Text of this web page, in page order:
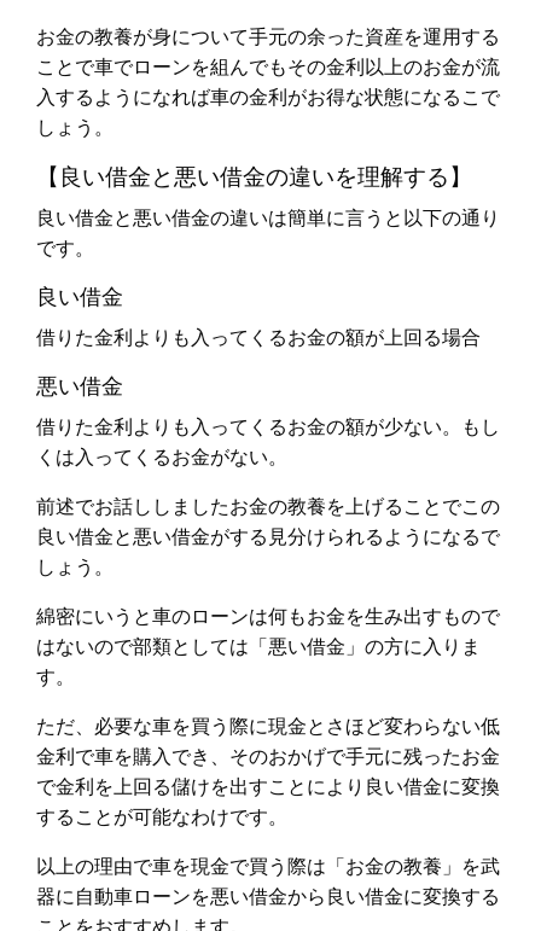
お金の教養が身について手元の余った資産を運用する
ことで車でローンを組んでもその金利以上のお金が流
入するようになれば車の金利がお得な状態になるこで
しょう。
【良い借金と悪い借金の違いを理解する】
良い借金と悪い借金の違いは簡単に言うと以下の通り
です。
良い借金
借りた金利よりも入ってくるお金の額が上回る場合
悪い借金
借りた金利よりも入ってくるお金の額が少ない。もし
くは入ってくるお金がない。
前述でお話ししましたお金の教養を上げることでこの
良い借金と悪い借金がする見分けられるようになるで
しょう。
綿密にいうと車のローンは何もお金を生み出すもので
はないので部類としては「悪い借金」の方に入りま
す。
ただ、必要な車を買う際に現金とさほど変わらない低
金利で車を購入でき、そのおかげで手元に残ったお金
で金利を上回る儲けを出すことにより良い借金に変換
することが可能なわけです。
以上の理由で車を現金で買う際は「お金の教養」を武
器に自動車ローンを悪い借金から良い借金に変換する
ことをおすすめします。